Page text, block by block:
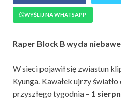
WYŚLIJ NA WHATSAPP
Raper Block B wyda
W sieci pojawił się zwiastun
Kyunga. Kawałek ujrzy
przyszłego tygodnia – 1